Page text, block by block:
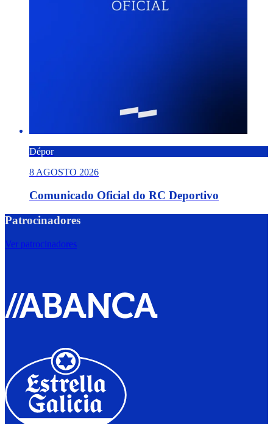
Dépor
8 AGOSTO 2026
Comunicado Oficial do RC Deportivo
Patrocinadores
Ver patrocinadores